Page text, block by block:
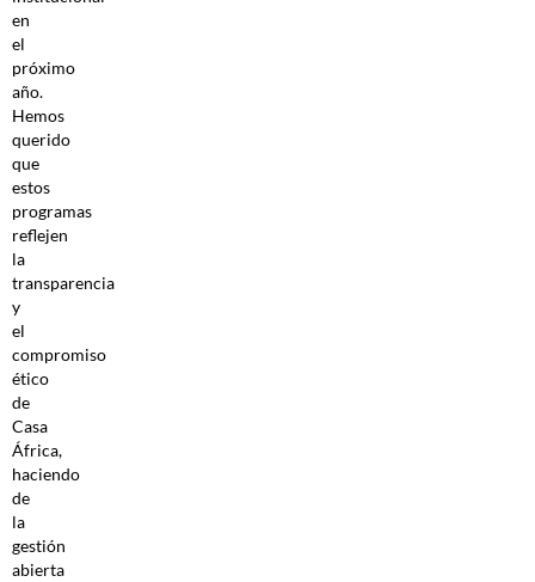
en
el
próximo
año.
Hemos
querido
que
estos
programas
reflejen
la
transparencia
y
el
compromiso
ético
de
Casa
África,
haciendo
de
la
gestión
abierta